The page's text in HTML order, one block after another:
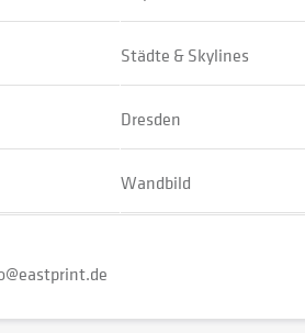
Städte & Skylines
Dresden
Wandbild